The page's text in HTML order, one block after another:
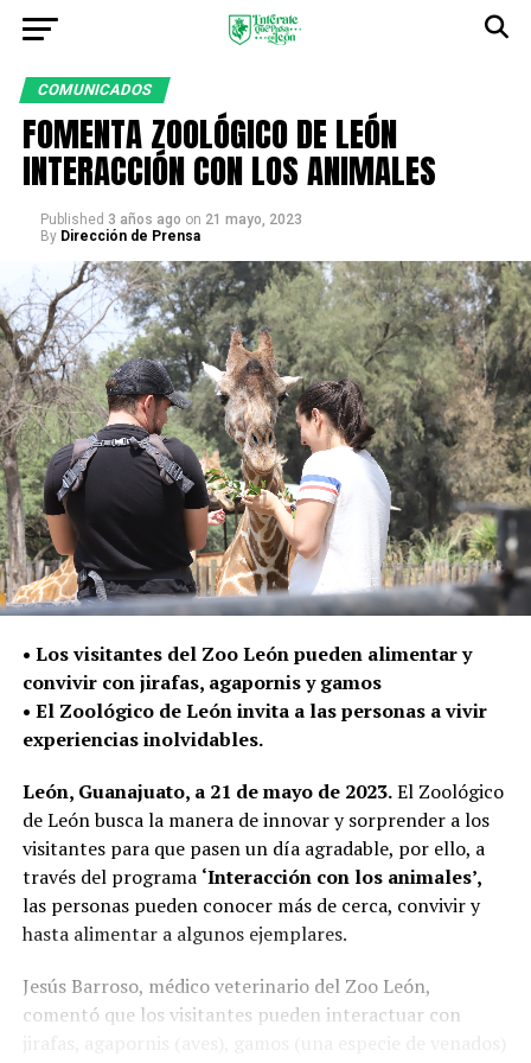
COMUNICADOS
FOMENTA ZOOLÓGICO DE LEÓN
INTERACCIÓN CON LOS ANIMALES
Published 3 años ago on 21 mayo, 2023
By Dirección de Prensa
• Los visitantes del Zoo León pueden alimentar y
convivir con jirafas, agapornis y gamos
• El Zoológico de León invita a las personas a vivir
experiencias inolvidables.
León, Guanajuato, a 21 de mayo de 2023.El Zoológico
de León busca la manera de innovar y sorprender a los
visitantes para que pasen un día agradable, por ello, a
través del programa ‘Interacción con los animales’,
las personas pueden conocer más de cerca, convivir y
hasta alimentar a algunos ejemplares.
Jesús Barroso, médico veterinario del Zoo León,
comentó que los visitantes pueden interactuar con